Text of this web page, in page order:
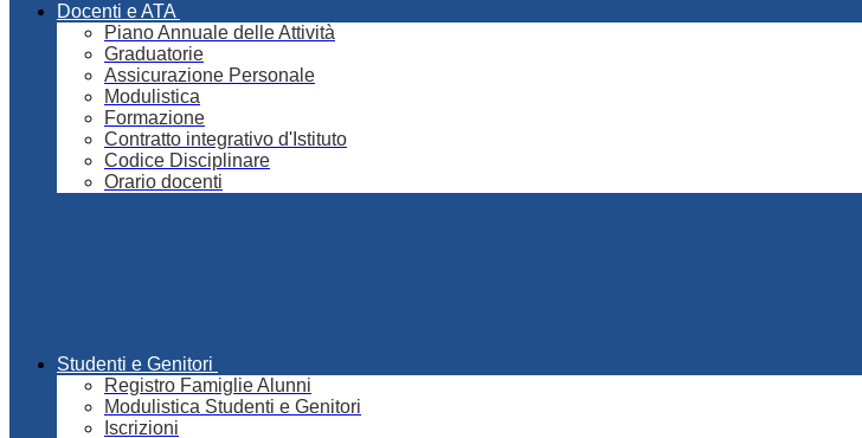
Docenti e ATA
Piano Annuale delle Attività
Graduatorie
Assicurazione Personale
Modulistica
Formazione
Contratto integrativo d'Istituto
Codice Disciplinare
Orario docenti
Studenti e Genitori
Registro Famiglie Alunni
Modulistica Studenti e Genitori
Iscrizioni